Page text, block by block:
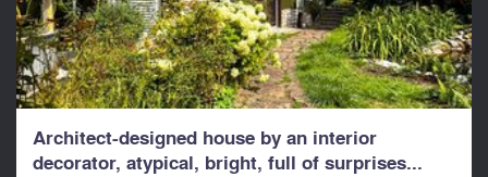
Architect-designed house by an interior
decorator, atypical, bright, full of surprises...